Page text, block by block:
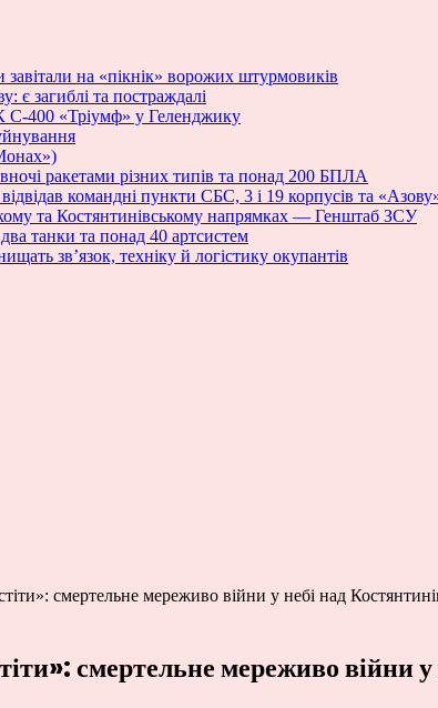
на «пікнік» ворожих штурмовиків
є загиблі та постраждалі
С-400 «Тріумф» у Геленджику
ракетами різних типів та понад 200 БПЛА
командні пункти СБС, 3 і 19 корпусів та
та Костянтинівському напрямках — Генштаб ЗСУ
танки та понад 40 артсистем
зв’язок, техніку й логістику окупантів
смертельне мереживо війни у небі над
смертельне мереживо війни